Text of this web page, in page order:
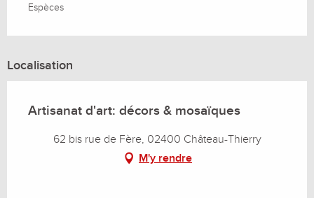
Espèces
Localisation
Artisanat d'art: décors & mosaïques
62 bis rue de Fère, 02400 Château-Thierry
M'y rendre